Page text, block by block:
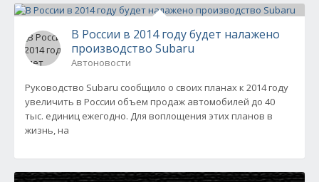
В России в 2014 году будет налажено
производство Subaru
Автоновости
Руководство Subaru сообщило о своих планах к 2014 году
увеличить в России объем продаж автомобилей до 40
тыс. единиц ежегодно. Для воплощения этих планов в
жизнь, на